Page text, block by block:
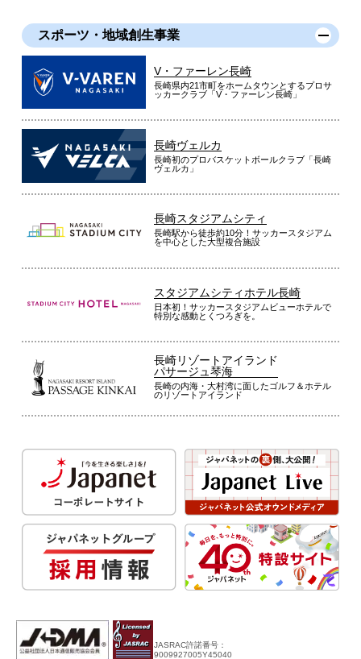
スポーツ・地域創生事業
V・ファーレン長崎
長崎県内21市町をホームタウンとするプロサ
ッカークラブ「V・ファーレン長崎」
長崎ヴェルカ
長崎初のプロバスケットボールクラブ「長崎
ヴェルカ」
長崎スタジアムシティ
長崎駅から徒歩約10分！サッカースタジアム
を中心とした大型複合施設
スタジアムシティホテル長崎
日本初！サッカースタジアムビューホテルで
特別な感動とくつろぎを。
長崎リゾートアイランド
パサージュ琴海
長崎の内海・大村湾に面したゴルフ＆ホテル
のリゾートアイランド
JASRAC許諾番号：
9009927005Y45040